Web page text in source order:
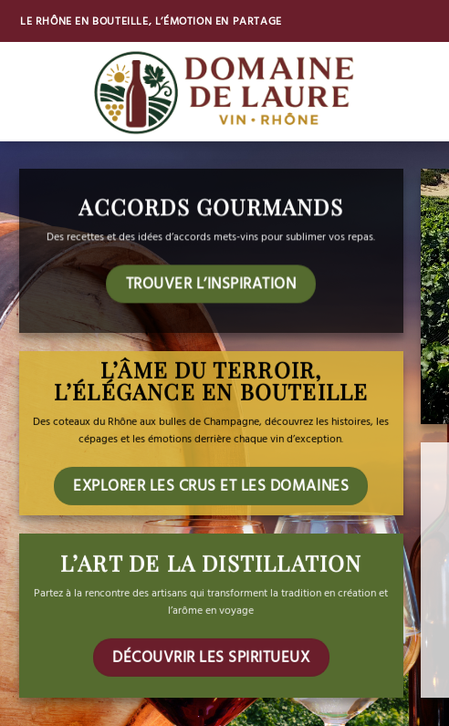
LE RHÔNE EN BOUTEILLE, L’ÉMOTION EN PARTAGE
ACCORDS GOURMANDS
Des recettes et des idées d’accords mets-vins pour sublimer vos repas.
TROUVER L’INSPIRATION
L’ÂME DU TERROIR,
L’ÉLÉGANCE EN BOUTEILLE
Des coteaux du Rhône aux bulles de Champagne, découvrez les histoires, les
cépages et les émotions derrière chaque vin d’exception.
EXPLORER LES CRUS ET LES DOMAINES
L’ART DE LA DISTILLATION
Partez à la rencontre des artisans qui transforment la tradition en création et
l’arôme en voyage
DÉCOUVRIR LES SPIRITUEUX